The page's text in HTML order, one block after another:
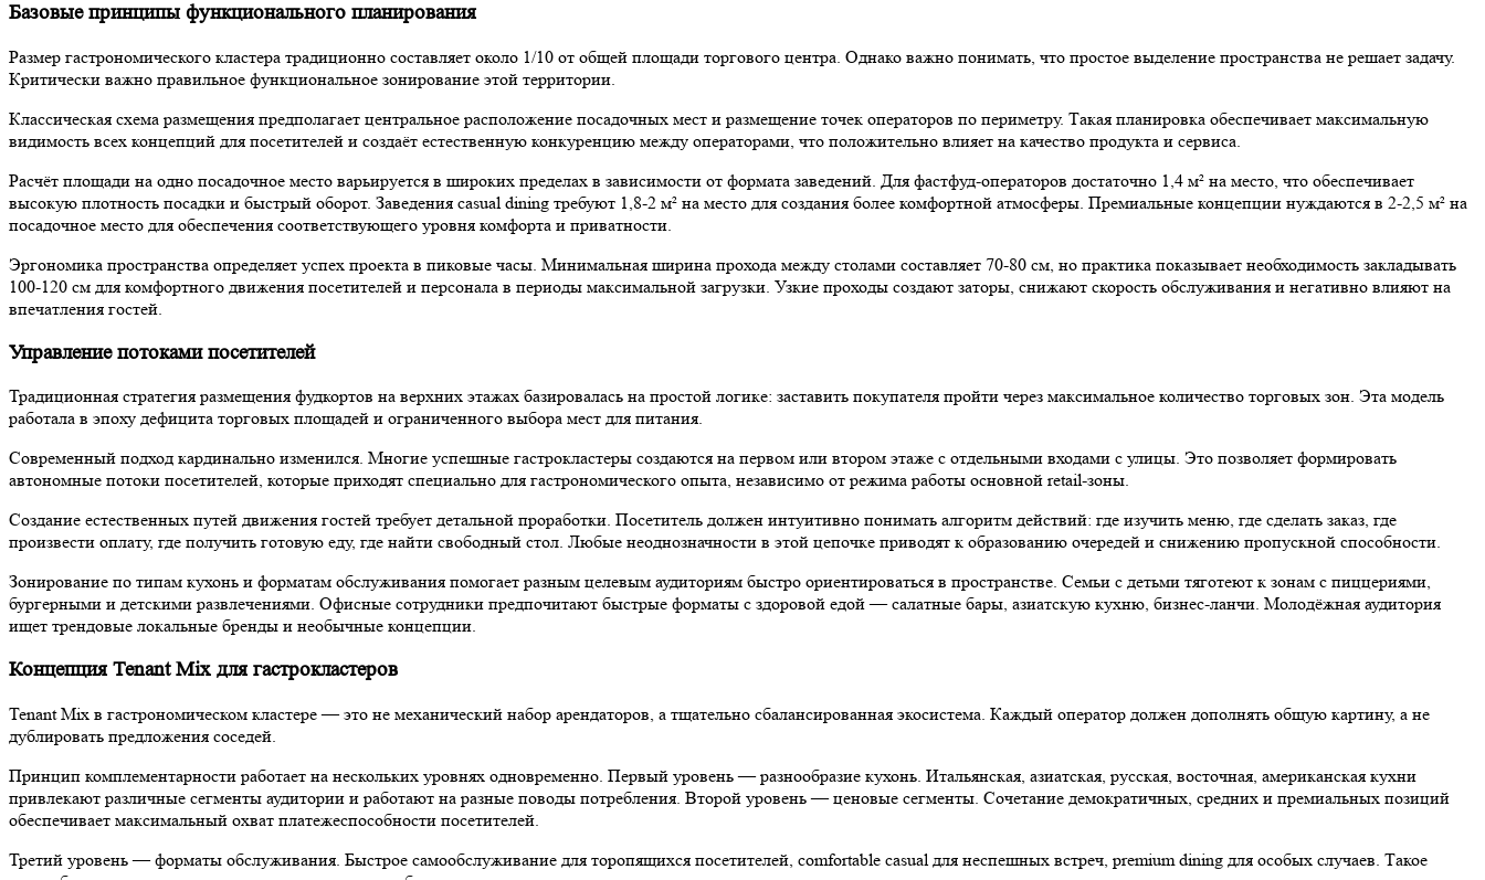
Базовые принципы функционального планирования
Размер гастрономического кластера традиционно составляет около 1/10 от общей площади торгового центра. Однако важно понимать, что простое выделение пространства не решает задачу.
Критически важно правильное функциональное зонирование этой территории.
Классическая схема размещения предполагает центральное расположение посадочных мест и размещение точек операторов по периметру. Такая планировка обеспечивает максимальную
видимость всех концепций для посетителей и создаёт естественную конкуренцию между операторами, что положительно влияет на качество продукта и сервиса.
Расчёт площади на одно посадочное место варьируется в широких пределах в зависимости от формата заведений. Для фастфуд-операторов достаточно 1,4 м² на место, что обеспечивает
высокую плотность посадки и быстрый оборот. Заведения casual dining требуют 1,8-2 м² на место для создания более комфортной атмосферы. Премиальные концепции нуждаются в 2-2,5 м² на
посадочное место для обеспечения соответствующего уровня комфорта и приватности.
Эргономика пространства определяет успех проекта в пиковые часы. Минимальная ширина прохода между столами составляет 70-80 см, но практика показывает необходимость закладывать
100-120 см для комфортного движения посетителей и персонала в периоды максимальной загрузки. Узкие проходы создают заторы, снижают скорость обслуживания и негативно влияют на
впечатления гостей.
Управление потоками посетителей
Традиционная стратегия размещения фудкортов на верхних этажах базировалась на простой логике: заставить покупателя пройти через максимальное количество торговых зон. Эта модель
работала в эпоху дефицита торговых площадей и ограниченного выбора мест для питания.
Современный подход кардинально изменился. Многие успешные гастрокластеры создаются на первом или втором этаже с отдельными входами с улицы. Это позволяет формировать
автономные потоки посетителей, которые приходят специально для гастрономического опыта, независимо от режима работы основной retail-зоны.
Создание естественных путей движения гостей требует детальной проработки. Посетитель должен интуитивно понимать алгоритм действий: где изучить меню, где сделать заказ, где
произвести оплату, где получить готовую еду, где найти свободный стол. Любые неоднозначности в этой цепочке приводят к образованию очередей и снижению пропускной способности.
Зонирование по типам кухонь и форматам обслуживания помогает разным целевым аудиториям быстро ориентироваться в пространстве. Семьи с детьми тяготеют к зонам с пиццериями,
бургерными и детскими развлечениями. Офисные сотрудники предпочитают быстрые форматы с здоровой едой — салатные бары, азиатскую кухню, бизнес-ланчи. Молодёжная аудитория
ищет трендовые локальные бренды и необычные концепции.
Концепция Tenant Mix для гастрокластеров
Tenant Mix в гастрономическом кластере — это не механический набор арендаторов, а тщательно сбалансированная экосистема. Каждый оператор должен дополнять общую картину, а не
дублировать предложения соседей.
Принцип комплементарности работает на нескольких уровнях одновременно. Первый уровень — разнообразие кухонь. Итальянская, азиатская, русская, восточная, американская кухни
привлекают различные сегменты аудитории и работают на разные поводы потребления. Второй уровень — ценовые сегменты. Сочетание демократичных, средних и премиальных позиций
обеспечивает максимальный охват платежеспособности посетителей.
Третий уровень — форматы обслуживания. Быстрое самообслуживание для торопящихся посетителей, comfortable casual для неспешных встреч, premium dining для особых случаев. Такое